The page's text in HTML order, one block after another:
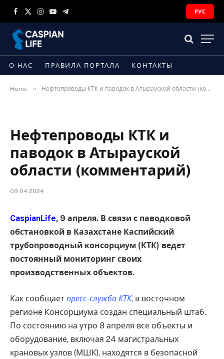
Facebook
X
Instagram
YouTubeTelegram
РУС
О НАС ПРАВИЛА ПОРТАЛА КОНТАКТЫ
Home » Нефтепроводы КТК и паводок в Атырауской области (комментарий)
Нефтепроводы КТК и
паводок в Атырауской
области (комментарий)
09.04.2024
CaspianLife, 9 апреля. В связи с паводковой
обстановкой в Казахстане Каспийский
трубопроводный консорциум (КТК) ведет
постоянный мониторинг своих
производственных объектов.
Как сообщает пресс-служба КТК, в восточном
регионе Консорциума создан специальный штаб.
По состоянию на утро 8 апреля все объекты и
оборудование, включая 24 магистральных
крановых узлов (МШК), находятся в безопасной